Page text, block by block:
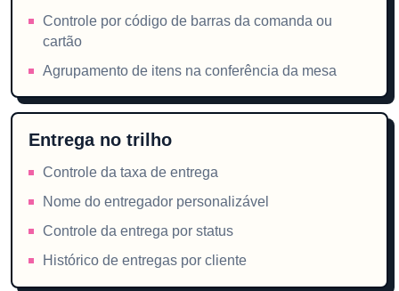
Controle por código de barras da comanda ou
cartão
Agrupamento de itens na conferência da mesa
Entrega no trilho
Controle da taxa de entrega
Nome do entregador personalizável
Controle da entrega por status
Histórico de entregas por cliente